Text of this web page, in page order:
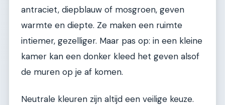
antraciet, diepblauw of mosgroen, geven
warmte en diepte. Ze maken een ruimte
intiemer, gezelliger. Maar pas op: in een kleine
kamer kan een donker kleed het geven alsof
de muren op je af komen.
Neutrale kleuren zijn altijd een veilige keuze.